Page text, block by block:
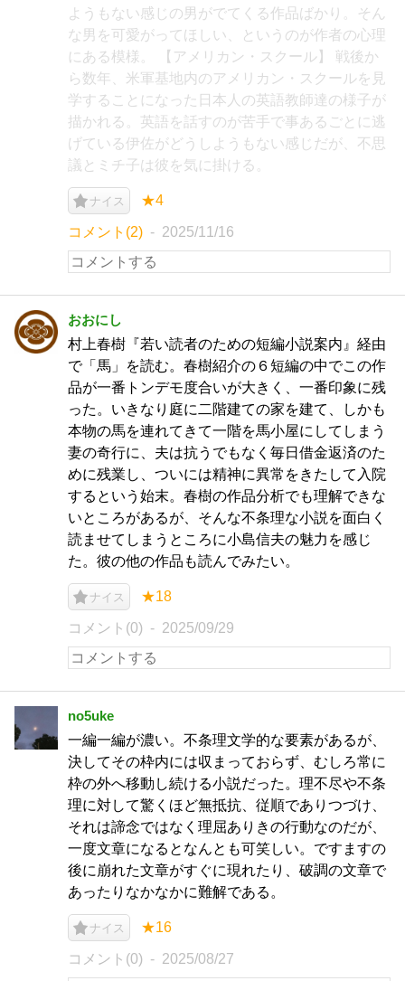
ようもない感じの男がでてくる作品ばかり。そん
な男を可愛がってほしい、というのが作者の心理
にある模様。 【アメリカン・スクール】 戦後か
ら数年、米軍基地内のアメリカン・スクールを見
学することになった日本人の英語教師達の様子が
描かれる。英語を話すのが苦手で事あるごとに逃
げている伊佐がどうしようもない感じだが、不思
議とミチ子は彼を気に掛ける。
ナイス ★4
コメント(2) 2025/11/16
おおにし
村上春樹『若い読者のための短編小説案内』経由
で「馬」を読む。春樹紹介の６短編の中でこの作
品が一番トンデモ度合いが大きく、一番印象に残
った。いきなり庭に二階建ての家を建て、しかも
本物の馬を連れてきて一階を馬小屋にしてしまう
妻の奇行に、夫は抗うでもなく毎日借金返済のた
めに残業し、ついには精神に異常をきたして入院
するという始末。春樹の作品分析でも理解できな
いところがあるが、そんな不条理な小説を面白く
読ませてしまうところに小島信夫の魅力を感じ
た。彼の他の作品も読んでみたい。
ナイス ★18
コメント(0) 2025/09/29
no5uke
一編一編が濃い。不条理文学的な要素があるが、
決してその枠内には収まっておらず、むしろ常に
枠の外へ移動し続ける小説だった。理不尽や不条
理に対して驚くほど無抵抗、従順でありつづけ、
それは諦念ではなく理屈ありきの行動なのだが、
一度文章になるとなんとも可笑しい。ですますの
後に崩れた文章がすぐに現れたり、破調の文章で
あったりなかなかに難解である。
ナイス ★16
コメント(0) 2025/08/27